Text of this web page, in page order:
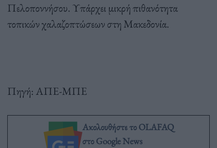
Πελοποννήσου. Υπάρχει μικρή πιθανότητα
τοπικών χαλαζοπτώσεων στη Μακεδονία.
Πηγή: ΑΠΕ-ΜΠΕ
Ακολουθήστε το OLAFAQ
στο Google News